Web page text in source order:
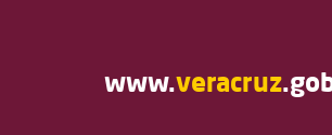
www.veracruz